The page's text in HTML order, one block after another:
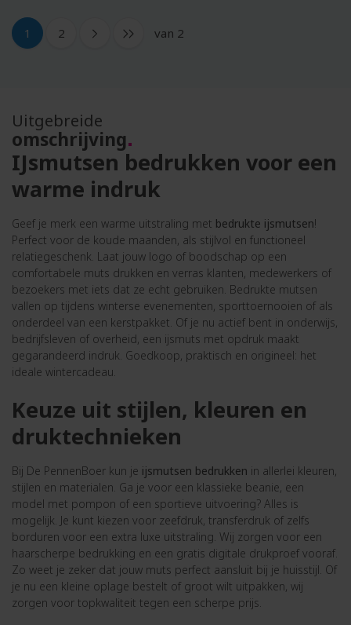
1 2 van 2
Uitgebreide
omschrijving
IJsmutsen bedrukken voor een
warme indruk
Geef je merk een warme uitstraling met bedrukte ijsmutsen!
Perfect voor de koude maanden, als stijlvol en functioneel
relatiegeschenk. Laat jouw logo of boodschap op een
comfortabele muts drukken en verras klanten, medewerkers of
bezoekers met iets dat ze echt gebruiken. Bedrukte mutsen
vallen op tijdens winterse evenementen, sporttoernooien of als
onderdeel van een kerstpakket. Of je nu actief bent in onderwijs,
bedrijfsleven of overheid, een ijsmuts met opdruk maakt
gegarandeerd indruk. Goedkoop, praktisch en origineel: het
ideale wintercadeau.
Keuze uit stijlen, kleuren en
druktechnieken
Bij De PennenBoer kun je ijsmutsen bedrukken in allerlei kleuren,
stijlen en materialen. Ga je voor een klassieke beanie, een
model met pompon of een sportieve uitvoering? Alles is
mogelijk. Je kunt kiezen voor zeefdruk, transferdruk of zelfs
borduren voor een extra luxe uitstraling. Wij zorgen voor een
haarscherpe bedrukking en een gratis digitale drukproef vooraf.
Zo weet je zeker dat jouw muts perfect aansluit bij je huisstijl. Of
je nu een kleine oplage bestelt of groot wilt uitpakken, wij
zorgen voor topkwaliteit tegen een scherpe prijs.